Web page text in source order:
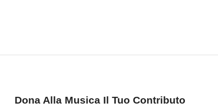
Dona Alla Musica Il Tuo Contributo